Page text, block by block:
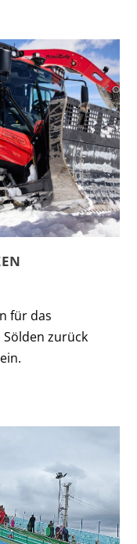
für das
zurück